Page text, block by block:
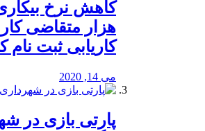
هزار متقاضی
کاریابی ثبت نام
می 14, 2020
پارتی بازی در